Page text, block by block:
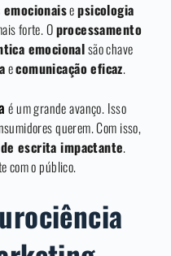
epsicologia
forte. Oprocessamento
emocionalsão chave
ecomunicação eficaz.
é um grande avanço. Isso
querem. Com isso,
escrita impactante.
com o público.